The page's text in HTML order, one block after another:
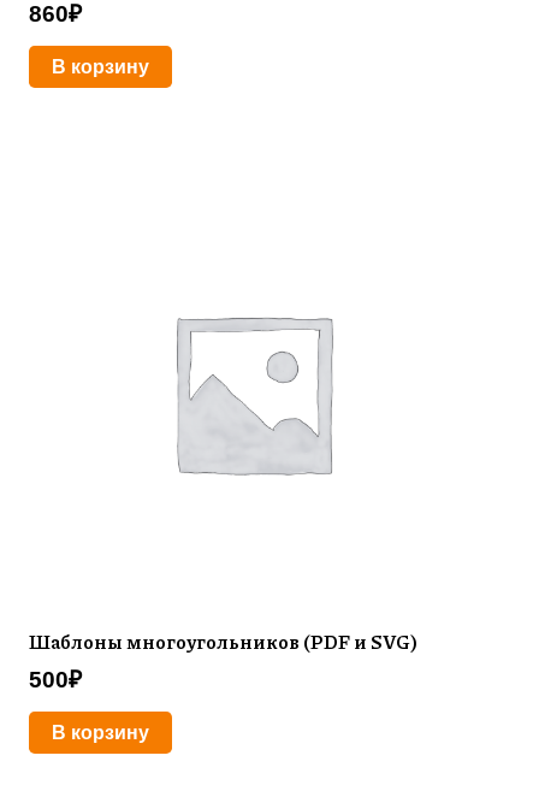
860₽
В корзину
Шаблоны многоугольников (PDF и SVG)
500₽
В корзину